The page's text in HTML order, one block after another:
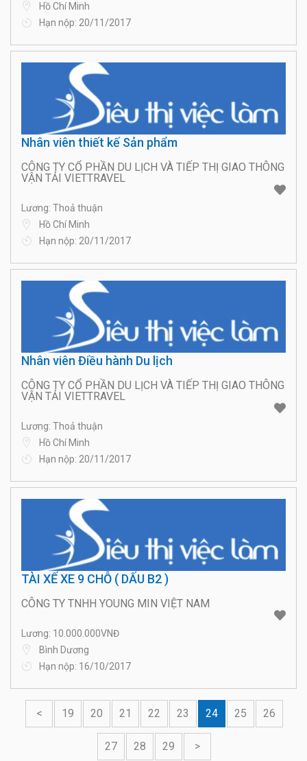
Hồ Chí Minh
Hạn nộp: 20/11/2017
Nhân viên thiết kế Sản phẩm
CÔNG TY CỔ PHẦN DU LỊCH VÀ TIẾP THỊ GIAO THÔNG
VẬN TẢI VIETTRAVEL
Lương: Thoả thuận
Hồ Chí Minh
Hạn nộp: 20/11/2017
Nhân viên Điều hành Du lịch
CÔNG TY CỔ PHẦN DU LỊCH VÀ TIẾP THỊ GIAO THÔNG
VẬN TẢI VIETTRAVEL
Lương: Thoả thuận
Hồ Chí Minh
Hạn nộp: 20/11/2017
TÀI XẾ XE 9 CHỖ ( DẤU B2 )
CÔNG TY TNHH YOUNG MIN VIỆT NAM
Lương: 10.000.000VNĐ
Bình Dương
Hạn nộp: 16/10/2017
< 19 20 21 22 23 24 25 26
27 28 29 >